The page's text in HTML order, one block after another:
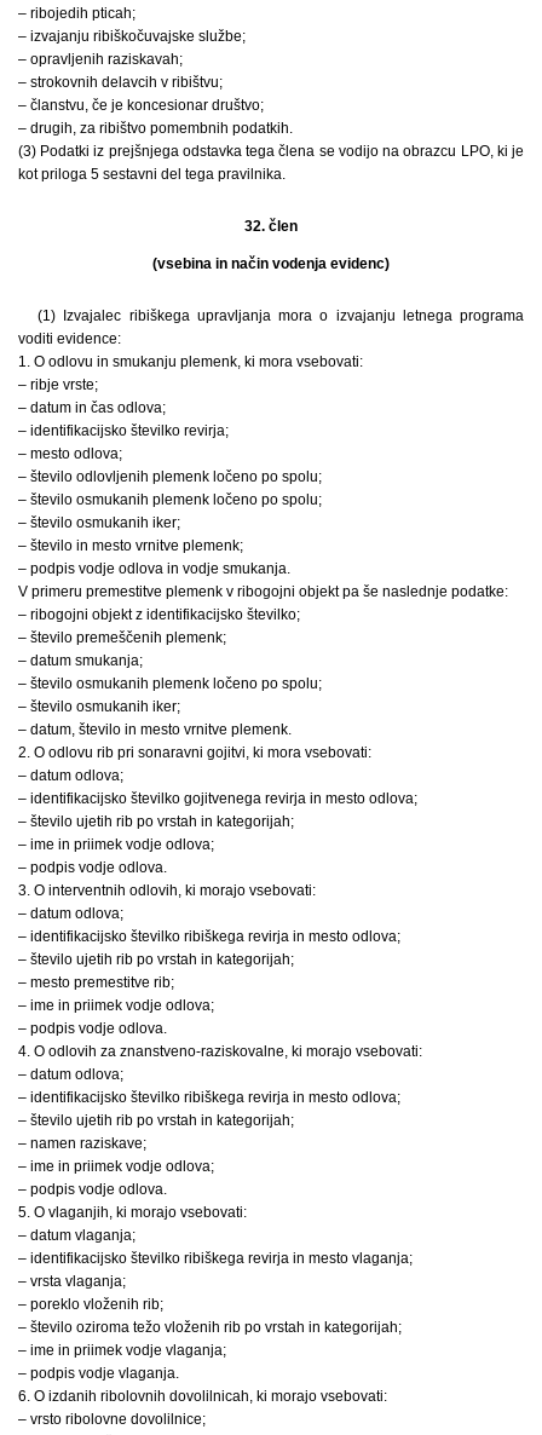
– ribojedih pticah;
– izvajanju ribiškočuvajske službe;
– opravljenih raziskavah;
– strokovnih delavcih v ribištvu;
– članstvu, če je koncesionar društvo;
– drugih, za ribištvo pomembnih podatkih.
(3) Podatki iz prejšnjega odstavka tega člena se vodijo na obrazcu LPO, ki je
kot priloga 5 sestavni del tega pravilnika.
32. člen
(vsebina in način vodenja evidenc)
(1) Izvajalec ribiškega upravljanja mora o izvajanju letnega programa
voditi evidence:
1. O odlovu in smukanju plemenk, ki mora vsebovati:
– ribje vrste;
– datum in čas odlova;
– identifikacijsko številko revirja;
– mesto odlova;
– število odlovljenih plemenk ločeno po spolu;
– število osmukanih plemenk ločeno po spolu;
– število osmukanih iker;
– število in mesto vrnitve plemenk;
– podpis vodje odlova in vodje smukanja.
V primeru premestitve plemenk v ribogojni objekt pa še naslednje podatke:
– ribogojni objekt z identifikacijsko številko;
– število premeščenih plemenk;
– datum smukanja;
– število osmukanih plemenk ločeno po spolu;
– število osmukanih iker;
– datum, število in mesto vrnitve plemenk.
2. O odlovu rib pri sonaravni gojitvi, ki mora vsebovati:
– datum odlova;
– identifikacijsko številko gojitvenega revirja in mesto odlova;
– število ujetih rib po vrstah in kategorijah;
– ime in priimek vodje odlova;
– podpis vodje odlova.
3. O interventnih odlovih, ki morajo vsebovati:
– datum odlova;
– identifikacijsko številko ribiškega revirja in mesto odlova;
– število ujetih rib po vrstah in kategorijah;
– mesto premestitve rib;
– ime in priimek vodje odlova;
– podpis vodje odlova.
4. O odlovih za znanstveno-raziskovalne, ki morajo vsebovati:
– datum odlova;
– identifikacijsko številko ribiškega revirja in mesto odlova;
– število ujetih rib po vrstah in kategorijah;
– namen raziskave;
– ime in priimek vodje odlova;
– podpis vodje odlova.
5. O vlaganjih, ki morajo vsebovati:
– datum vlaganja;
– identifikacijsko številko ribiškega revirja in mesto vlaganja;
– vrsta vlaganja;
– poreklo vloženih rib;
– število oziroma težo vloženih rib po vrstah in kategorijah;
– ime in priimek vodje vlaganja;
– podpis vodje vlaganja.
6. O izdanih ribolovnih dovolilnicah, ki morajo vsebovati:
– vrsto ribolovne dovolilnice;